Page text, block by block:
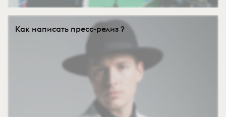
Как написать пресс-релиз ?